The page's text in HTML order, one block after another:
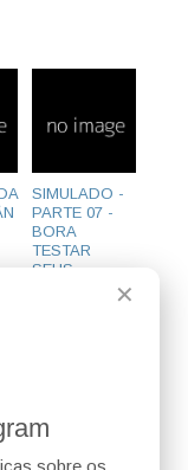
✕
sobre os
SIMULADO -
PARTE 07 -
BORA
TESTAR
SEUS
CONHECIMEN